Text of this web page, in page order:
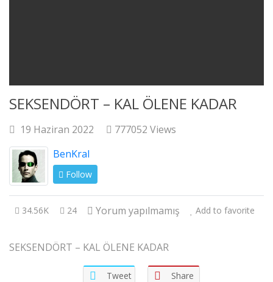
SEKSENDÖRT – KAL ÖLENE KADAR
19 Haziran 2022
777052 Views
BenKral
Follow
34.56K 24 Yorum yapılmamış Add to favorite
SEKSENDÖRT – KAL ÖLENE KADAR
Tweet Share